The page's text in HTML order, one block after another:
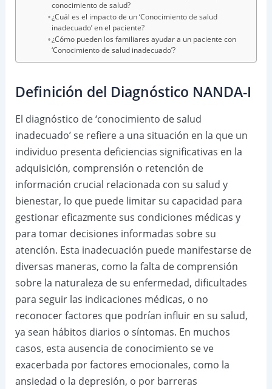
conocimiento de salud?
¿Cuál es el impacto de un ‘Conocimiento de salud
inadecuado’ en el paciente?
¿Cómo pueden los familiares ayudar a un paciente con
‘Conocimiento de salud inadecuado’?
Definición del Diagnóstico NANDA-I
El diagnóstico de ‘conocimiento de salud
inadecuado’ se refiere a una situación en la que un
individuo presenta deficiencias significativas en la
adquisición, comprensión o retención de
información crucial relacionada con su salud y
bienestar, lo que puede limitar su capacidad para
gestionar eficazmente sus condiciones médicas y
para tomar decisiones informadas sobre su
atención. Esta inadecuación puede manifestarse de
diversas maneras, como la falta de comprensión
sobre la naturaleza de su enfermedad, dificultades
para seguir las indicaciones médicas, o no
reconocer factores que podrían influir en su salud,
ya sean hábitos diarios o síntomas. En muchos
casos, esta ausencia de conocimiento se ve
exacerbada por factores emocionales, como la
ansiedad o la depresión, o por barreras